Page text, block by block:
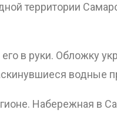
территории
в руки. Обложку
водные
Набережная в